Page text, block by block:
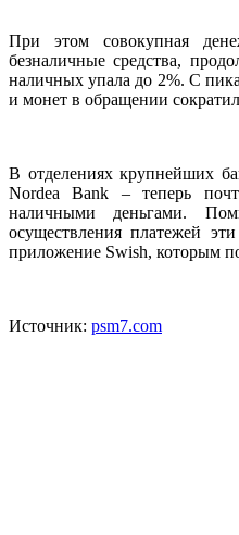
При этом совокупная
безналичные средства,
наличных упала до 2%. С
и монет в обращении
В отделениях крупнейших
Nordea Bank – теперь
наличными деньгами.
осуществления платежей
приложение Swish, которым
Источник: psm7.com